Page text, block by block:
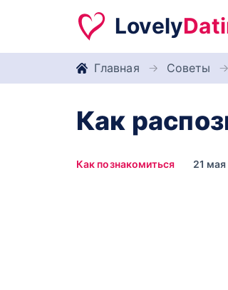
Lovely
Главная Советы
Как
Как познакомиться 21